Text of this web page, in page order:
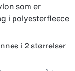
som er
i polyesterfleece
i 2 størrelser